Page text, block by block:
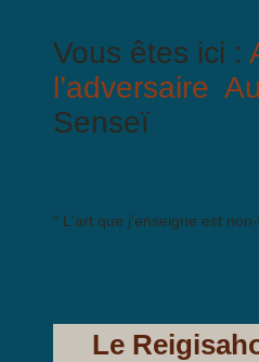
Vous êtes ici :
l’adversaire
Senseï
" L'art que j'enseigne est
Le